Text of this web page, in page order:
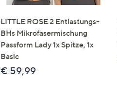
bzw.
rechts,
um
diese
anzuzeigen.
LITTLE ROSE 2 Entlastungs-
BHs Mikrofasermischung
Passform Lady 1x Spitze, 1x
Basic
€ 59,99